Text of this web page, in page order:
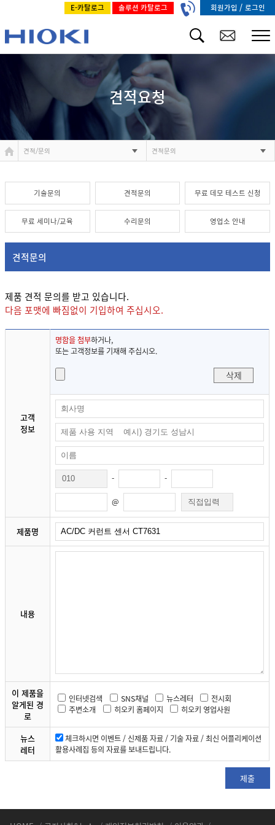
E-카탈로그 솔루션 카탈로그 회원가입 / 로그인
견적요청
견적/문의 견적문의
기술문의 견적문의 무료 데모 테스트 신청
무료 세미나/교육 수리문의 영업소 안내
견적문의
제품 견적 문의를 받고 있습니다.
다음 포맷에 빠짐없이 기입하여 주십시오.
고객
정보
명함을 첨부하거나,
또는 고객정보를 기재해 주십시오.
삭제
- -
@
제품명
내용
이 제품을
알게된 경
로
인터넷검색 SNS채널 뉴스레터
전시회
주변소개
히오키 홈페이지 히오키 영업사원
뉴스
레터
체크하시면 이벤트 / 신제품 자료 / 기술 자료 / 최신 어플리케이션
활용사례집 등의 자료를 보내드립니다.
제출